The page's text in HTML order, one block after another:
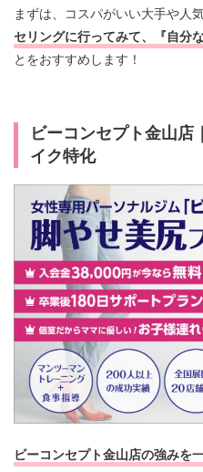
まずは、コスパがいい大手や人
セリングに行ってみて、『自分
とをおすすめします！
ビーコンセプト金山店
イク特化
ビーコンセプト金山店の強みを